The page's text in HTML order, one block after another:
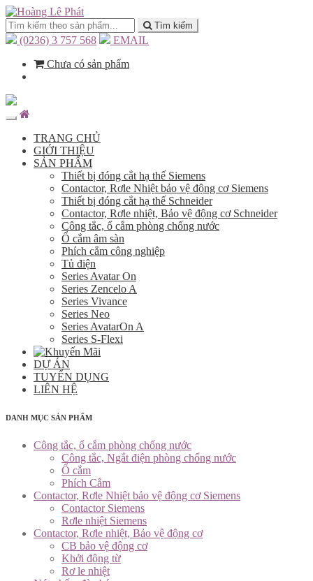
Tìm kiếm
(0236) 3 757 568
EMAIL
Chưa có sản phẩm
TRANG CHỦ
GIỚI THIỆU
SẢN PHẨM
Thiết bị đóng cắt hạ thế Siemens
Contactor, Rơle Nhiệt bảo vệ động cơ Siemens
Thiết bị đóng cắt hạ thế Schneider
Contactor, Rơle nhiệt, Bảo vệ động cơ Schneider
Công tắc, ổ cắm phòng chống nước
Ổ cắm âm sàn
Phích cắm công nghiệp
Tủ điện
Series Avatar On
Series Zencelo A
Series Vivance
Series Neo
Series AvatarOn A
Series S-Flexi
DỰ ÁN
TUYỂN DỤNG
LIÊN HỆ
DANH MỤC SẢN PHẨM
Công tắc, ổ cắm phòng chống nước
Công tắc, Ngắt điện phòng chống nước
Ổ cắm
Phích Cắm
Contactor, Rơle Nhiệt bảo vệ động cơ Siemens
Contactor Siemens
Rơle nhiệt Siemens
Contactor, Rơle nhiệt, Bảo vệ động cơ
CB bảo vệ động cơ
Khởi động từ
Rơ le nhiệt